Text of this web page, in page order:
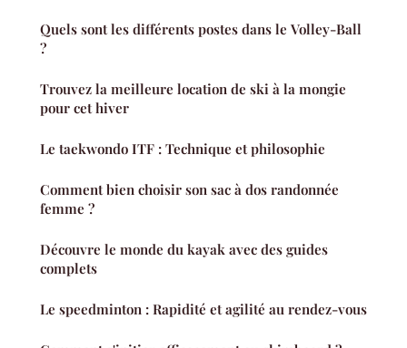
Quels sont les différents postes dans le Volley-Ball
?
Trouvez la meilleure location de ski à la mongie
pour cet hiver
Le taekwondo ITF : Technique et philosophie
Comment bien choisir son sac à dos randonnée
femme ?
Découvre le monde du kayak avec des guides
complets
Le speedminton : Rapidité et agilité au rendez-vous